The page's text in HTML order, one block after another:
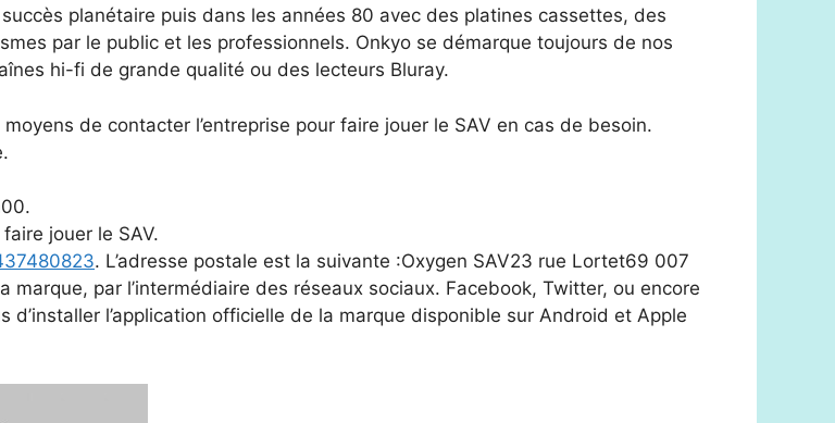
planétaire puis dans les années 80 avec des platines cassettes, des
par le public et les professionnels. Onkyo se démarque toujours de nos
hi-fi de grande qualité ou des lecteurs Bluray.
de contacter l’entreprise pour faire jouer le SAV en cas de besoin.
jouer le SAV.
. L’adresse postale est la suivante :Oxygen SAV23 rue Lortet69 007
par l’intermédiaire des réseaux sociaux. Facebook, Twitter, ou encore
d’installer l’application officielle de la marque disponible sur Android et Apple